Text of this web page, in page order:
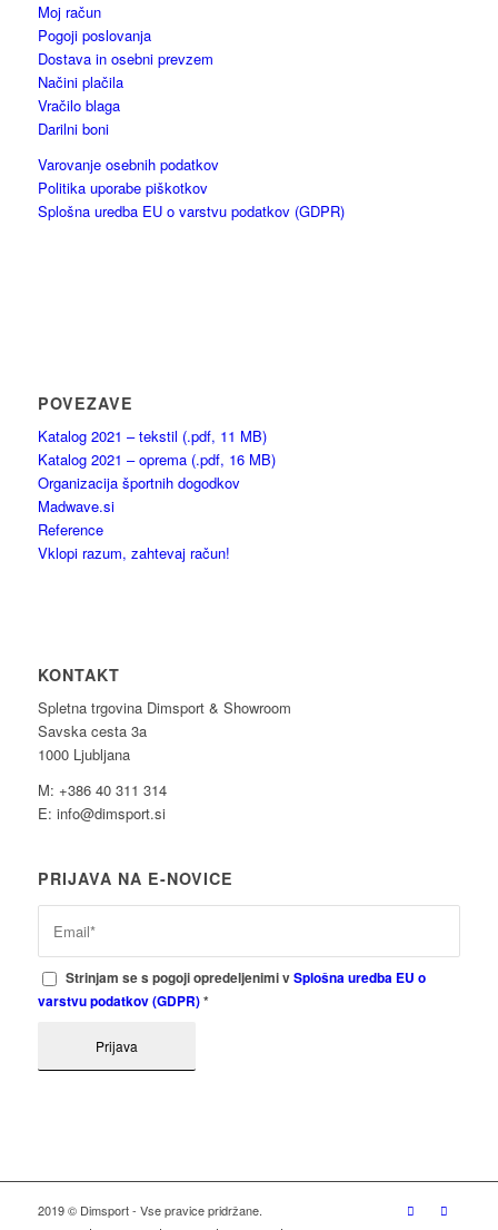
Moj račun
Pogoji poslovanja
Dostava in osebni prevzem
Načini plačila
Vračilo blaga
Darilni boni
Varovanje osebnih podatkov
Politika uporabe piškotkov
Splošna uredba EU o varstvu podatkov (GDPR)
POVEZAVE
Katalog 2021 – tekstil (.pdf, 11 MB)
Katalog 2021 – oprema (.pdf, 16 MB)
Organizacija športnih dogodkov
Madwave.si
Reference
Vklopi razum, zahtevaj račun!
KONTAKT
Spletna trgovina Dimsport & Showroom
Savska cesta 3a
1000 Ljubljana
M: +386 40 311 314
E: info@dimsport.si
PRIJAVA NA E-NOVICE
Strinjam se s pogoji opredeljenimi vSplošna uredba EU o
varstvu podatkov (GDPR) *
2019 © Dimsport - Vse pravice pridržane.